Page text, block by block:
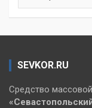
SEVKOR.RU
Средство